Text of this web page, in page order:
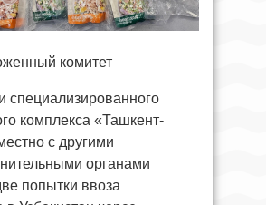
комитет
специализированного
комплекса «Ташкент-
с другими
органами
попытки ввоза